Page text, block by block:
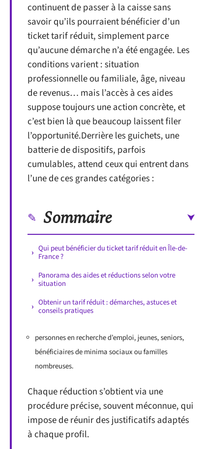
continuent de passer à la caisse sans
savoir qu’ils pourraient bénéficier d’un
ticket tarif réduit, simplement parce
qu’aucune démarche n’a été engagée. Les
conditions varient : situation
professionnelle ou familiale, âge, niveau
de revenus… mais l’accès à ces aides
suppose toujours une action concrète, et
c’est bien là que beaucoup laissent filer
l’opportunité.Derrière les guichets, une
batterie de dispositifs, parfois
cumulables, attend ceux qui entrent dans
l’une de ces grandes catégories :
Sommaire
Qui peut bénéficier du ticket tarif réduit en Île-de-
France ?
Panorama des aides et réductions selon votre
situation
Obtenir un tarif réduit : démarches, astuces et
conseils pratiques
personnes en recherche d’emploi, jeunes, seniors,
bénéficiaires de minima sociaux ou familles
nombreuses.
Chaque réduction s’obtient via une
procédure précise, souvent méconnue, qui
impose de réunir des justificatifs adaptés
à chaque profil.